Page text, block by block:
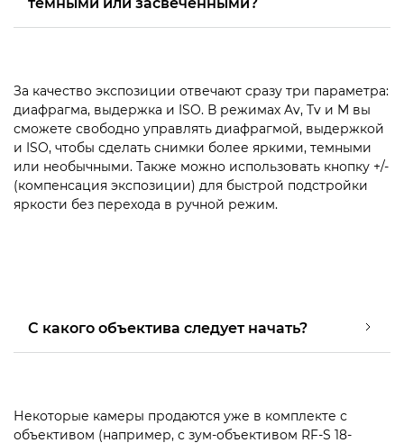
За качество экспозиции отвечают сразу три параметра:
диафрагма, выдержка и ISO. В режимах Av, Tv и M вы
сможете свободно управлять диафрагмой, выдержкой
и ISO, чтобы сделать снимки более яркими, темными
или необычными. Также можно использовать кнопку +/-
(компенсация экспозиции) для быстрой подстройки
яркости без перехода в ручной режим.
С какого объектива следует начать?
Некоторые камеры продаются уже в комплекте с
объективом (например, с зум-объективом RF-S 18-